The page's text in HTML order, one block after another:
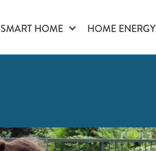
SMART HOME HOME ENERGY